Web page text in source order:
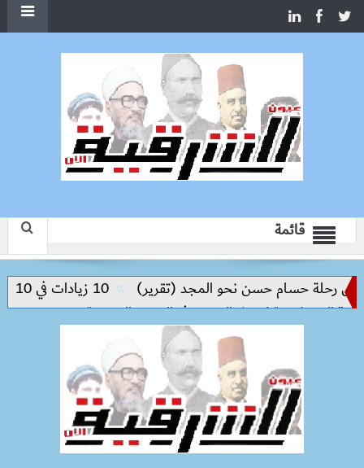
قائمة
حسام حسن نحو المجد (تقرير) 10 زيادات في 10 سنوات.. هل حان الوقت لرفع دعم البنزين نهائيا؟